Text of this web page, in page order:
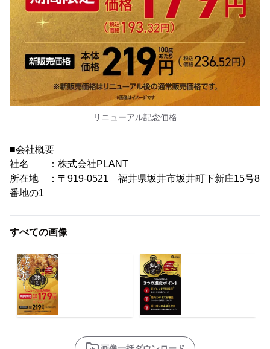
リニューアル記念価格
■会社概要
社名 ：株式会社PLANT
所在地 ：〒919-0521 福井県坂井市坂井町下新庄15号8
番地の1
すべての画像